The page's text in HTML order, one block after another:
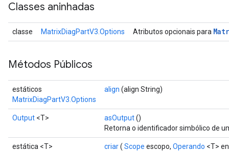
Classes aninhadas
classe MatrixDiagPartV3.Options Atributos opcionais para
Métodos Públicos
estáticos
MatrixDiagPartV3.Options
align (align String)
Output <T> asOutput()
Retorna o identificador simbólico de
estática <T>
criar( Scope escopo, Operando <T>